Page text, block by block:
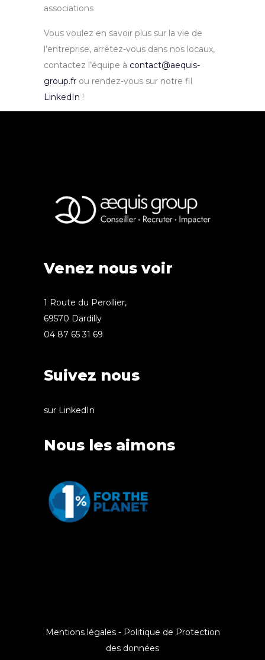
associations
Vous voulez en savoir plus sur la vie de
l’entreprise, arrêtez-vous dans nos locaux,
contactez l’équipe à contact@aequis-
group.fr ou rendez-vous sur notre fil
LinkedIn !
Venez nous voir
1 Route du Perollier,
69570 Dardilly
04 87 65 31 69
Suivez nous
sur LinkedIn
Nous les aimons
Mentions légales- Politique de Protection
des données